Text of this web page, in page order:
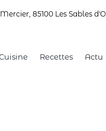
85100 Les Sables
Recettes Actu